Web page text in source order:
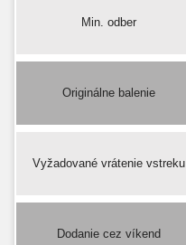
Min. odber
Originálne balenie
Vyžadované vrátenie vstreku
Dodanie cez víkend